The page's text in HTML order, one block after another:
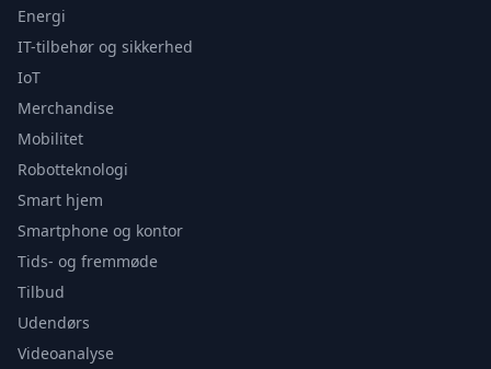
Energi
IT-tilbehør og sikkerhed
IoT
Merchandise
Mobilitet
Robotteknologi
Smart hjem
Smartphone og kontor
Tids- og fremmøde
Tilbud
Udendørs
Videoanalyse